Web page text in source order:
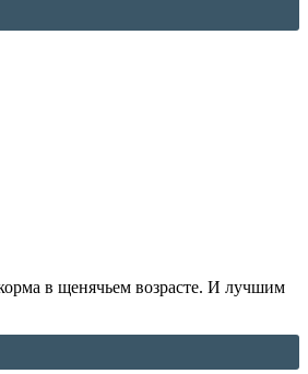
в щенячьем возрасте. И лучшим